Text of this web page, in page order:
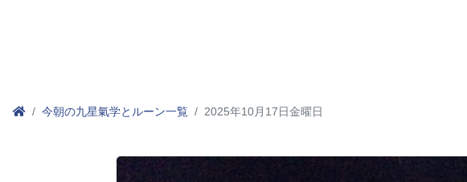
今朝の九星氣学とルーン一覧 2025年10月17日金曜日